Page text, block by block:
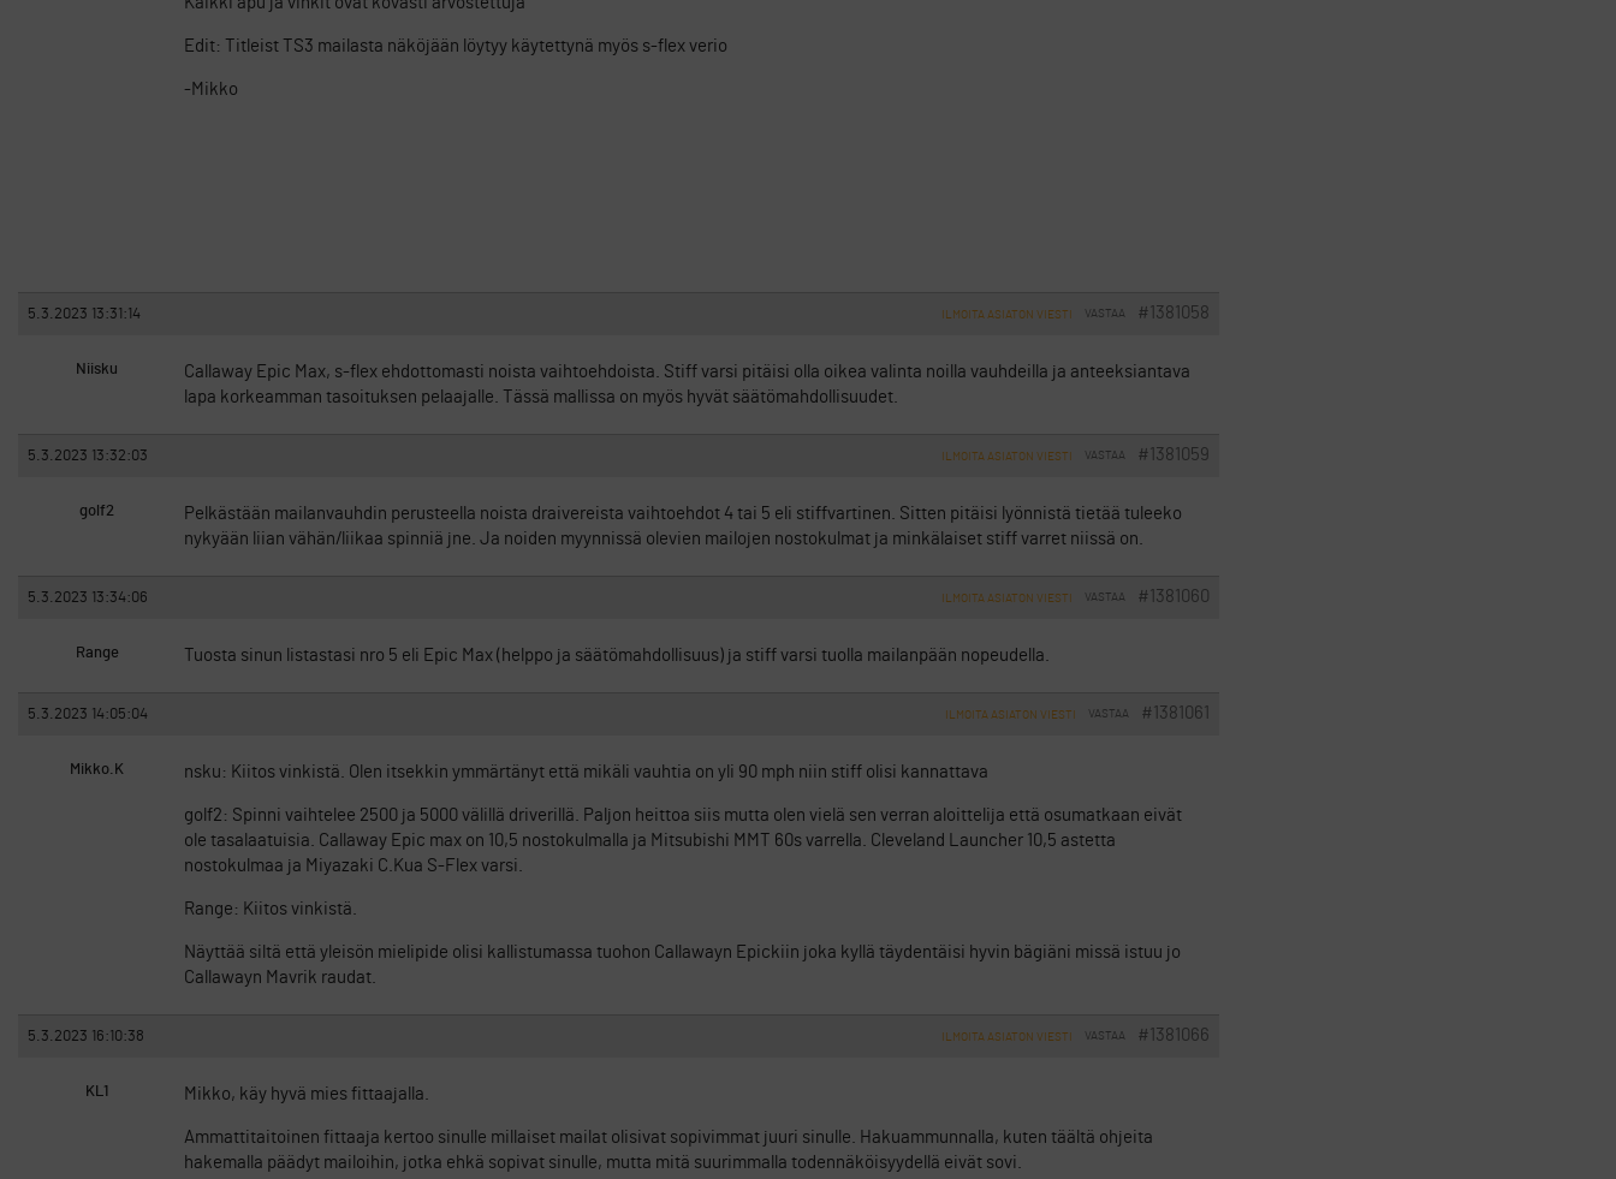
Edit: Titleist TS3 mailasta näköjään löytyy käytettynä myös s-flex verio
-Mikko
5.3.2023 13:31:14 #1381058
VASTAA
ILMOITA ASIATON VIESTI
Niisku
Callaway Epic Max, s-flex ehdottomasti noista vaihtoehdoista. Stiff varsi pitäisi olla oikea valinta noilla vauhdeilla ja anteeksiantava
lapa korkeamman tasoituksen pelaajalle. Tässä mallissa on myös hyvät säätömahdollisuudet.
5.3.2023 13:32:03 #1381059
VASTAA
ILMOITA ASIATON VIESTI
golf2
Pelkästään mailanvauhdin perusteella noista draivereista vaihtoehdot 4 tai 5 eli stiffvartinen. Sitten pitäisi lyönnistä tietää tuleeko
nykyään liian vähän/liikaa spinniä jne. Ja noiden myynnissä olevien mailojen nostokulmat ja minkälaiset stiff varret niissä on.
5.3.2023 13:34:06 #1381060
VASTAA
ILMOITA ASIATON VIESTI
Range Tuosta sinun listastasi nro 5 eli Epic Max (helppo ja säätömahdollisuus) ja stiff varsi tuolla mailanpään nopeudella.
5.3.2023 14:05:04 #1381061
VASTAA
ILMOITA ASIATON VIESTI
Mikko.K nsku: Kiitos vinkistä. Olen itsekkin ymmärtänyt että mikäli vauhtia on yli 90 mph niin stiff olisi kannattava
golf2: Spinni vaihtelee 2500 ja 5000 välillä driverillä. Paljon heittoa siis mutta olen vielä sen verran aloittelija että osumatkaan eivät
ole tasalaatuisia. Callaway Epic max on 10,5 nostokulmalla ja Mitsubishi MMT 60s varrella. Cleveland Launcher 10,5 astetta
nostokulmaa ja Miyazaki C.Kua S-Flex varsi.
Range: Kiitos vinkistä.
Näyttää siltä että yleisön mielipide olisi kallistumassa tuohon Callawayn Epickiin joka kyllä täydentäisi hyvin bägiäni missä istuu jo
Callawayn Mavrik raudat.
5.3.2023 16:10:38 #1381066
VASTAA
ILMOITA ASIATON VIESTI
KL1 Mikko, käy hyvä mies fittaajalla.
Ammattitaitoinen fittaaja kertoo sinulle millaiset mailat olisivat sopivimmat juuri sinulle. Hakuammunnalla, kuten täältä ohjeita
hakemalla päädyt mailoihin, jotka ehkä sopivat sinulle, mutta mitä suurimmalla todennäköisyydellä eivät sovi.